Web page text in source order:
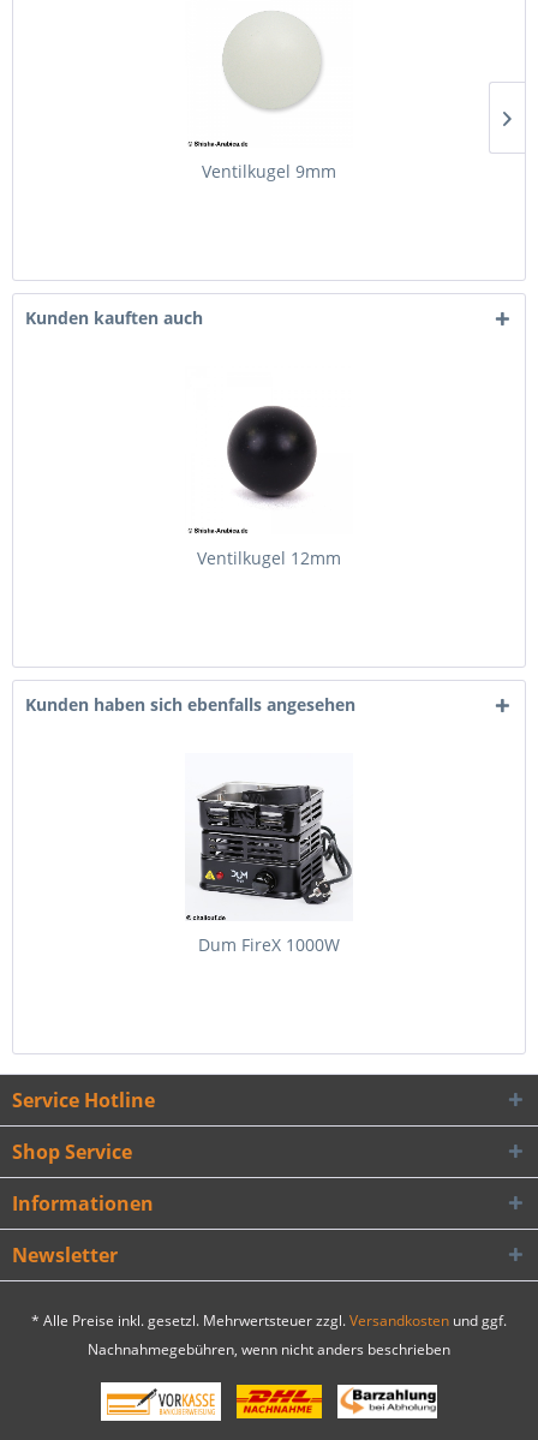
Ventilkugel 9mm
Kunden kauften auch
Ventilkugel 12mm
Kunden haben sich ebenfalls angesehen
Dum FireX 1000W
Service Hotline
Shop Service
Informationen
Newsletter
* Alle Preise inkl. gesetzl. Mehrwertsteuer zzgl.Versandkosten und ggf.
Nachnahmegebühren, wenn nicht anders beschrieben